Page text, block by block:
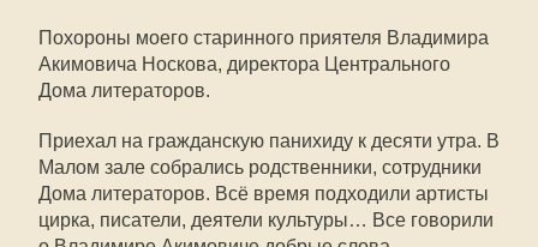
Похороны моего старинного приятеля Владимира
Акимовича Носкова, директора Центрального
Дома литераторов.
Приехал на гражданскую панихиду к десяти утра. В
Малом зале собрались родственники, сотрудники
Дома литераторов. Всё время подходили артисты
цирка, писатели, деятели культуры… Все говорили